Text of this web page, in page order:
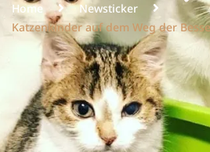
Home
Newsticker
Katzenkinder auf dem Weg der